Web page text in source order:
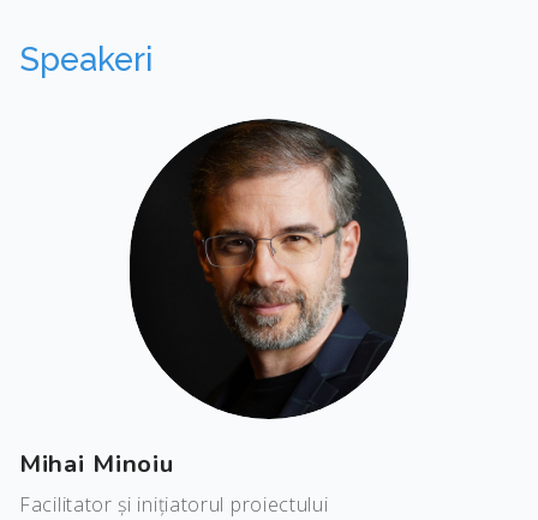
Speakeri
Mihai Minoiu
Facilitator și inițiatorul proiectului